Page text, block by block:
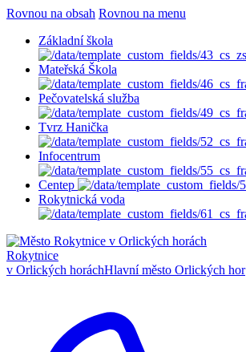
Rovnou na obsah Rovnou na menu
Základní škola
Mateřská Škola
Pečovatelská služba
Tvrz Hanička
Infocentrum
Centep
Rokytnická voda
Rokytnice
v Orlických horáchHlavní město Orlických hor